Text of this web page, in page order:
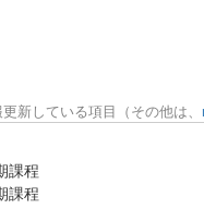
新している項目（その他は、
課程
課程